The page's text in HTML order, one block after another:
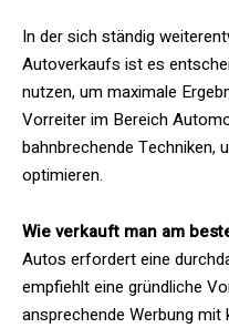
In der sich ständig
Autoverkaufs ist es
nutzen, um maximale
Vorreiter im Bereich
bahnbrechende Techniken,
optimieren.
Wie verkauft man am
Autos erfordert eine
empfiehlt eine gründliche
ansprechende Werbung